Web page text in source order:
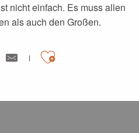
nicht einfach. Es muss allen
als auch den Großen.
Ajouter